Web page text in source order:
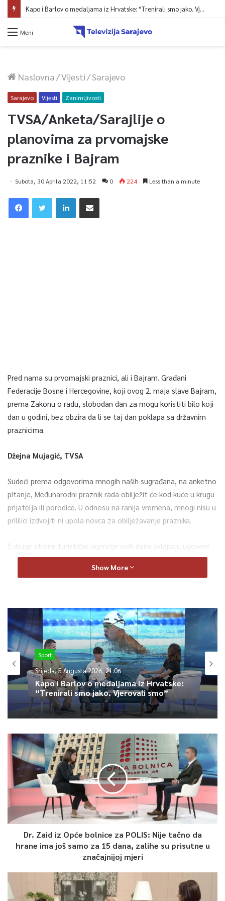
Kapo i Barlov o medaljama iz Hrvatske: “Trenirali smo jako. Vjerovali smo”
Meni
Naslovna/Vijesti/Sarajevo
Sarajevo Vijesti Zanimljivosti
TVSA/Anketa/Sarajlije o
planovima za prvomajske
praznike i Bajram
Subota, 30 Aprila 2022, 11:52 0 224 Less than a minute
Pred nama su prvomajski praznici, ali i Bajram. Građani
Federacije Bosne i Hercegovine, koji ovog 2. maja slave Bajram,
prema Zakonu o radu, slobodan dan za mogu koristiti bilo koji
dan u godini, bez obzira da li se taj dan poklapa sa državnim
praznicima.
Džejna Mujagić, TVSA
Sudeći prema odgovorima mnogih naših sugrađana, na anketno
pitanje, Međunarodni praznik rada obilježit će kod kuće u krugu
prijatelja ili porodice. U odnosu na ranija vremena, mnogi nisu u
prililici izdvojiti ni upola novca za obilježavanje praznika.
S druge strane turističke agencije ovih dana sklapaju ugovore
za turističke aranžmane. Svi aranžmani su popunjeniZA
PRAZNIKE ALI I ZA SEZONU,ističu iz jedne od privatnih
0
Article Rating
Show More
Sport
Srijeda, 5 Augusta 2026, 21:06
Kapo i Barlov o medaljama iz Hrvatske:
“Trenirali smo jako. Vjerovali smo”
Dr. Zaid iz Opće bolnice za POLIS: Nije tačno da
hrane ima još samo za 15 dana, zalihe su prisutne u
značajnijoj mjeri